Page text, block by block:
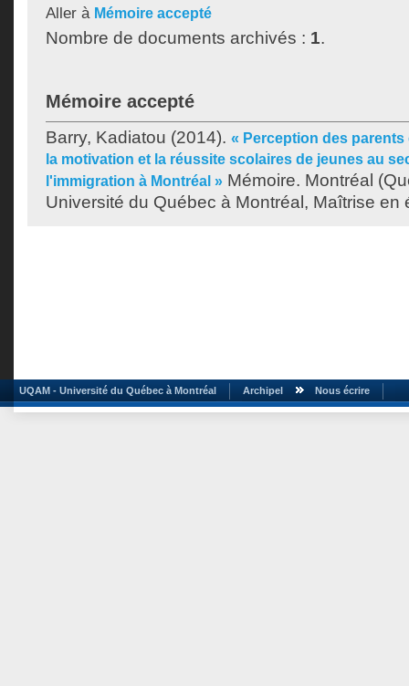
Aller à Mémoire accepté
Nombre de documents archivés : 1.
Mémoire accepté
Barry, Kadiatou (2014). « Perception des
la motivation et la réussite scolaires de jeunes au
l'immigration à Montréal » Mémoire. Montréal
Université du Québec à Montréal, Maîtrise en
UQAM - Université du Québec à Montréal Archipel Nous écrire